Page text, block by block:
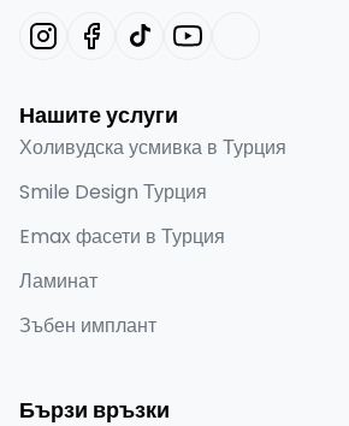
Нашите услуги
Холивудска усмивка в Турция
Smile Design Турция
Emax фасети в Турция
Ламинат
Зъбен имплант
Бързи връзки